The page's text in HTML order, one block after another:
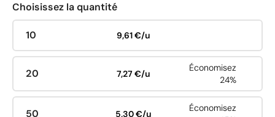
Choisissez la quantité
10 9,61 €/u
20 7,27 €/u
Économisez
24%
50 5,30 €/u
Économisez